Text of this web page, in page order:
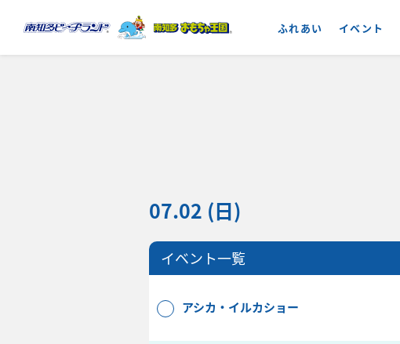
ふれあい イベント
07.02 (日)
イベント一覧
アシカ・イルカショー